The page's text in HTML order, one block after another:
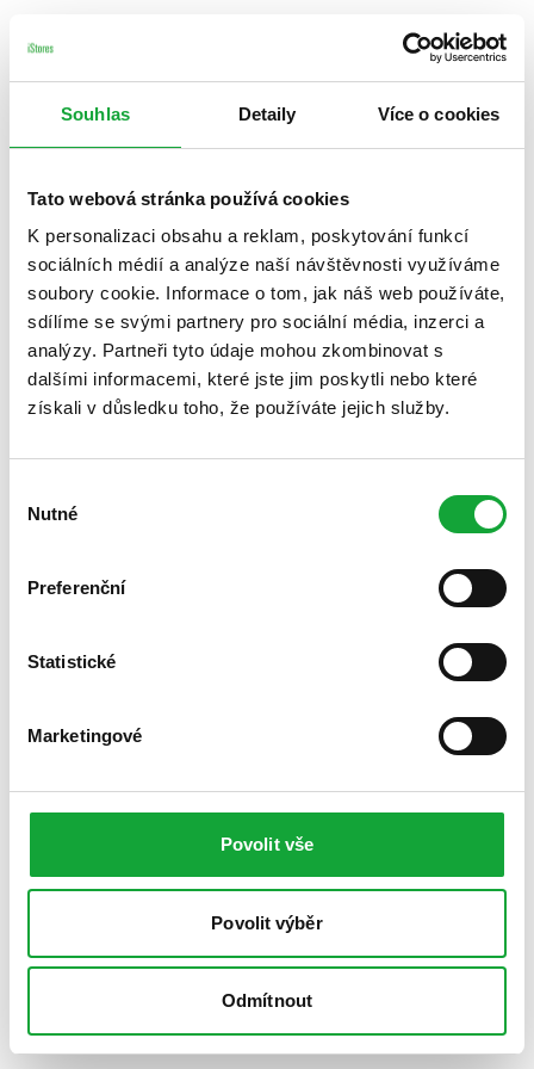
Souhlas Detaily Více o cookies
Tato webová stránka používá cookies
K personalizaci obsahu a reklam, poskytování funkcí
sociálních médií a analýze naší návštěvnosti využíváme
soubory cookie. Informace o tom, jak náš web používáte,
sdílíme se svými partnery pro sociální média, inzerci a
analýzy. Partneři tyto údaje mohou zkombinovat s
dalšími informacemi, které jste jim poskytli nebo které
získali v důsledku toho, že používáte jejich služby.
souhlasu
Nutné
Preferenční
Statistické
Marketingové
Povolit vše
Povolit výběr
Odmítnout